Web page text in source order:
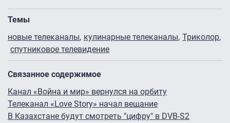
Темы
новые телеканалы кулинарные телеканалы Триколор
спутниковое телевидение
Связанное содержимое
Канал «Война и мир» вернулся на орбиту
Телеканал «Love Story» начал вещание
В Казахстане будут смотреть "цифру" в DVB-S2